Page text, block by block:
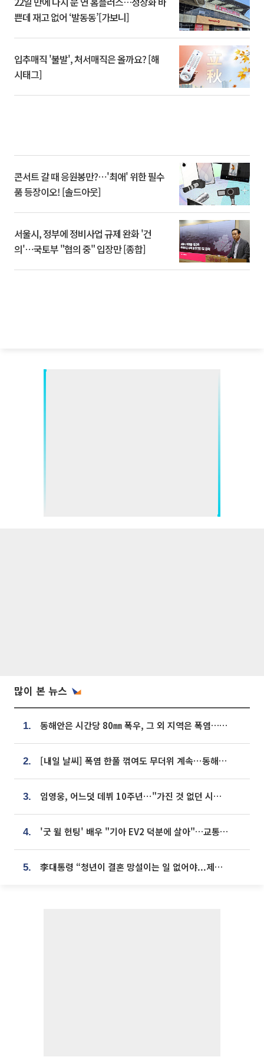
쁜데 재고 없어 ‘발동동’[가보니]
입추매직 '불발', 처서매직은 올까요? [해
시태그]
콘서트 갈 때 응원봉만?⋯'최애' 위한 필수
품 등장이오! [솔드아웃]
서울시, 정부에 정비사업 규제 완화 '건
의'⋯국토부 "협의 중" 입장만 [종합]
많이 본 뉴스
1. 동해안은 시간당 80㎜ 폭우, 그 외 지역은 폭염…‘극과 극 날씨’
2. [내일 날씨] 폭염 한풀 꺾여도 무더위 계속⋯동해안 이틀 연속 비
3. 임영웅, 어느덧 데뷔 10주년⋯"가진 것 없던 시절, 내 앞엔 20명의 팬뿐"
4. '굿 윌 헌팅' 배우 "기아 EV2 덕분에 살아"…교통사고 후 안전성 극찬
5. 李대통령 “청년이 결혼 망설이는 일 없어야...제도상 불이익 조사”